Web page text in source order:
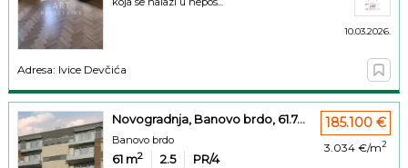
10.03.2026.
Adresa: Ivice Devčića
Novogradnja, Banovo brdo, 61.7...
Banovo brdo
61 m2 2.5 PR/4
185.100 €
3.034 €/m2